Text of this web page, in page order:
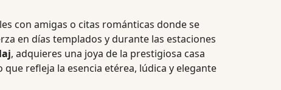
con amigas o citas románticas donde se
en días templados y durante las estaciones
, adquieres una joya de la prestigiosa casa
refleja la esencia etérea, lúdica y elegante